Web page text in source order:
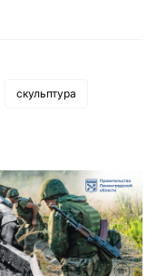
скульптура